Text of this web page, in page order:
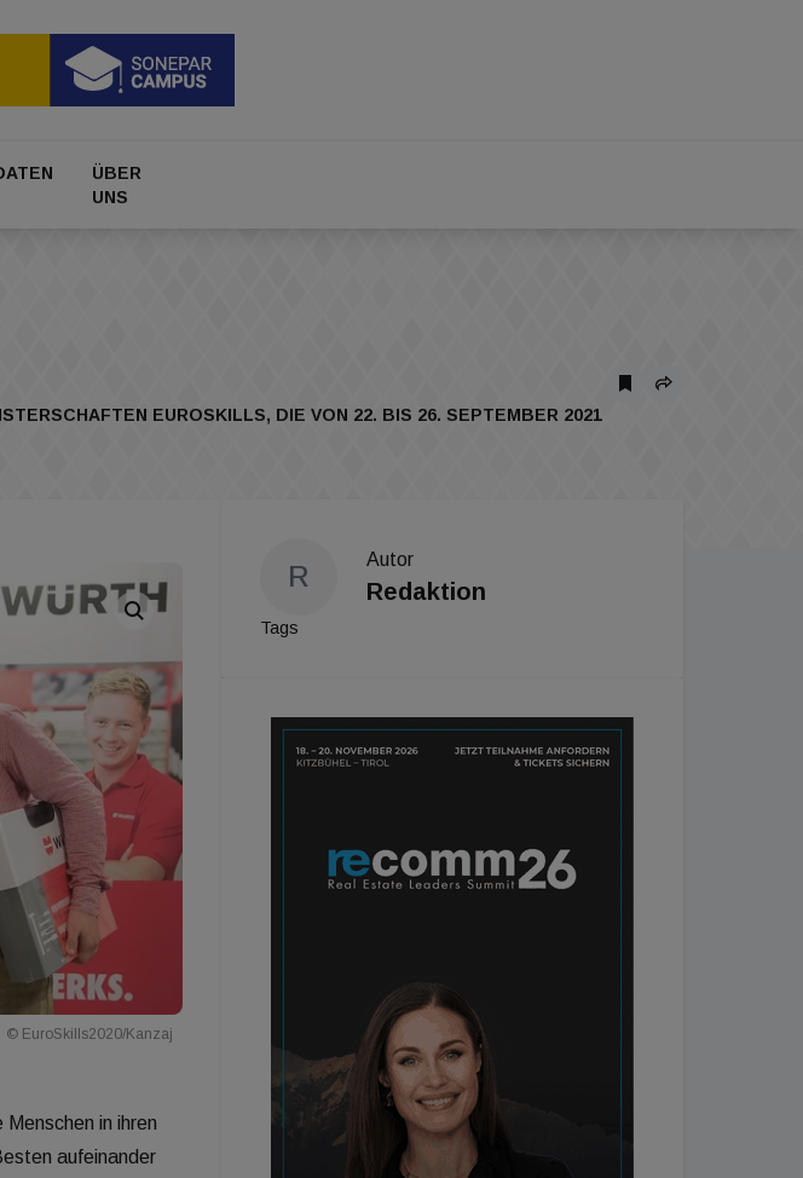
ÜBER
UNS
EUROSKILLS, DIE VON 22. BIS 26. SEPTEMBER 2021
© EuroSkills2020/Kanzaj
in ihren
aufeinander
R
Autor
Redaktion
Tags